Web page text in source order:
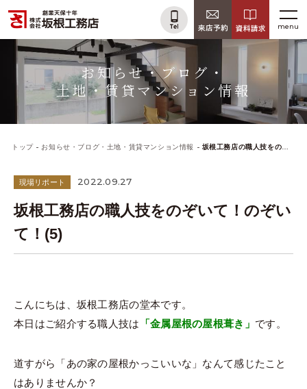
menu
お知らせ・ブログ・
土地・賃貸マンション情報
トップ お知らせ・ブログ・土地・賃貸マンション情報 坂根工務店の職人技をのぞいて！のぞいて！(5)
現場リポート 2022.09.27
坂根工務店の職人技をのぞいて！のぞい
て！(5)
こんにちは、坂根工務店の堂本です。
本日はご紹介する職人技は 「金属屋根の屋根葺き」 です。
道すがら「あの家の屋根かっこいいな」なんて感じたこと
はありませんか？